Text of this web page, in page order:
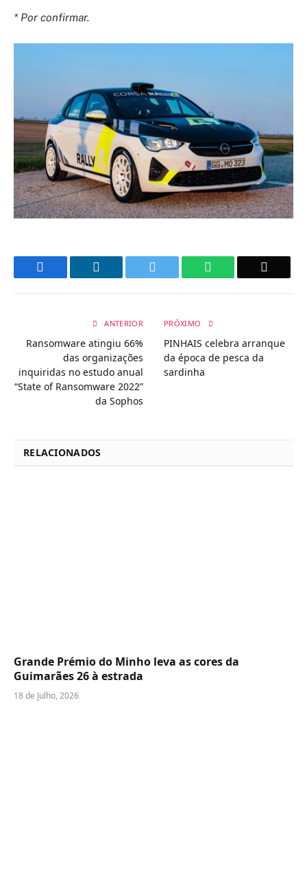
* Por confirmar.
WhatsApp
ANTERIOR
Ransomware atingiu 66%
das organizações
inquiridas no estudo anual
“State of Ransomware 2022”
da Sophos
PRÓXIMO
PINHAIS celebra arranque
da época de pesca da
sardinha
RELACIONADOS
Grande Prémio do Minho leva as cores da
Guimarães 26 à estrada
18 de Julho, 2026